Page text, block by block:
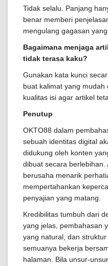
Tidak selalu. Panjang
benar memberi
mengulang gagasan
Bagaimana menjaga
tidak terasa kaku?
Gunakan kata kunci
buat kalimat yang
kualitas isi agar artikel
Penutup
OKTO88 dalam
sebuah identitas digital
didukung oleh konten
dibuat secara
berusaha menarik
mempertahankan
penyajian yang matang.
Kredibilitas tumbuh dari
yang jelas, pembahasan
yang natural, dan
semuanya bekerja
halaman. Bila unsur-